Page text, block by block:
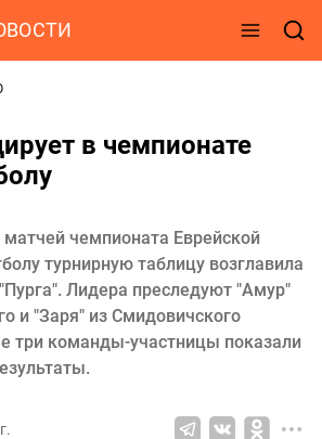
в чемпионате
чемпионата Еврейской
турнирную таблицу возглавила
Лидера преследуют "Амур"
и "Заря" из Смидовичского
три команды-участницы показали